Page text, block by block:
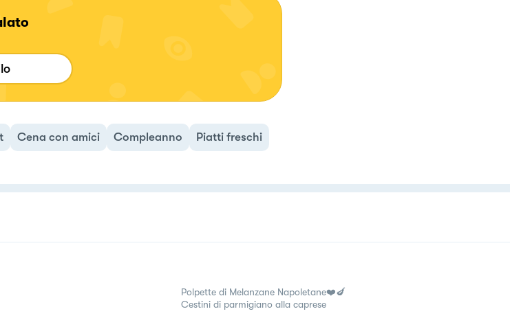
Cena con amici Compleanno Piatti freschi
Polpette di Melanzane Napoletane❤️🍆
Cestini di parmigiano alla caprese